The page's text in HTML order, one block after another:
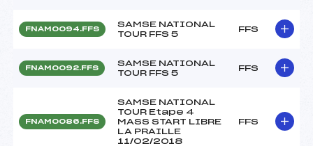
FNAM0094.FFS
SAMSE NATIONAL
TOUR FFS 5
FFS
FNAM0092.FFS
SAMSE NATIONAL
TOUR FFS 5
FFS
FNAM0086.FFS
SAMSE NATIONAL
TOUR Etape 4
MASS START LIBRE
LA PRAILLE
11/02/2018
FFS